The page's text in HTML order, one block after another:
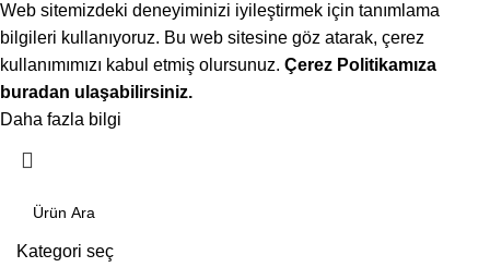
Web sitemizdeki deneyiminizi iyileştirmek için tanımlama
bilgileri kullanıyoruz. Bu web sitesine göz atarak, çerez
kullanımımızı kabul etmiş olursunuz. Çerez Politikamıza
buradan ulaşabilirsiniz.
Daha fazla bilgi
Kategori seç